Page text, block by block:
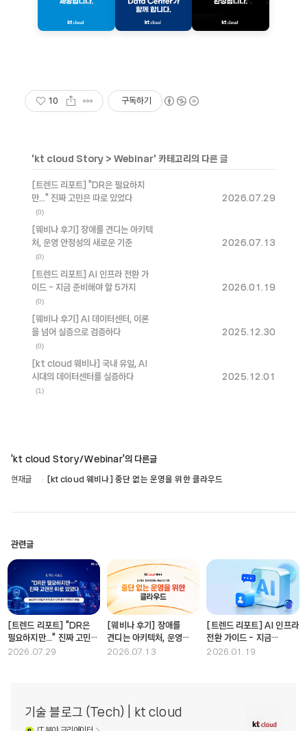
10 구독하기
'kt cloud Story > Webinar' 카테고리의 다른 글
[트렌드 리포트] "DR은 필요하지
만..." 진짜 고민은 따로 있었다
(0)
2026.07.29
[웨비나 후기] 장애를 견디는 아키텍
처, 운영 안정성의 새로운 기준
(0)
2026.07.13
[트렌드 리포트] AI 인프라 전환 가
이드 - 지금 준비해야 할 5가지
(0)
2026.01.19
[웨비나 후기] AI 데이터센터, 이론
을 넘어 실증으로 검증하다
(0)
2025.12.30
[kt cloud 웨비나] 국내 유일, AI
시대의 데이터센터를 실증하다
(1)
2025.12.01
'kt cloud Story/Webinar'의 다른글
현재글
[kt cloud 웨비나] 중단 없는 운영을 위한 클라우드
관련글
[트렌드 리포트] "DR은
필요하지만..." 진짜 고민은
따로 있었다
2026.07.29
[웨비나 후기] 장애를
견디는 아키텍처, 운영
안정성의 새로운 기준
2026.07.13
[트렌드 리포트] AI 인프라
전환 가이드 - 지금
준비해야 할 5가지
2026.01.19
기술 블로그 (Tech) | kt cloud